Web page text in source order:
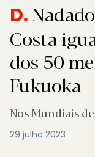
D.
Costa
dos 50
Fukuoka
Nos Mundiais
29 julho 2023